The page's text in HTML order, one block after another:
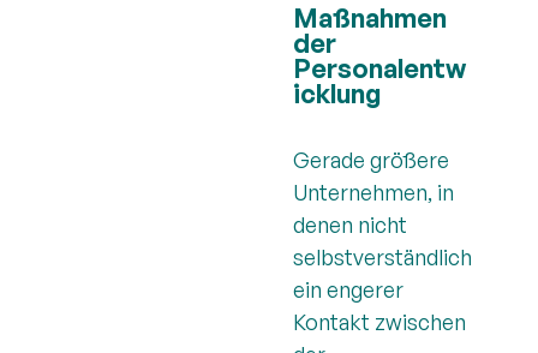
Maßnahmen
der
Personalentw
icklung
Gerade größere
Unternehmen, in
denen nicht
selbstverständlich
ein engerer
Kontakt zwischen